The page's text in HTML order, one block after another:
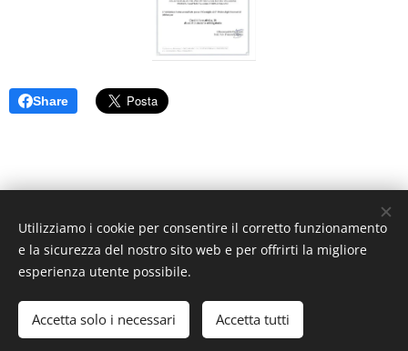
Share
via dei Molini n. 3 sc. B, 33170 Pordenone —Tel.
335.6003583 — Fax 0434-228532—
info@studiolegalefagotto.it
FGTLRA88T41G914E — P.I. 04354000277
Codice Destinatario: M5UXCR1
Creato con Webnode Cookies
Utilizziamo i cookie per consentire il corretto funzionamento
e la sicurezza del nostro sito web e per offrirti la migliore
esperienza utente possibile.
Accetta solo i necessari Accetta tutti